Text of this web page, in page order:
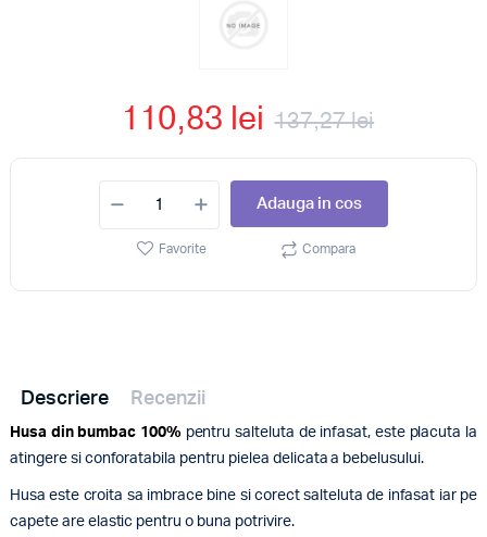
110,83 lei 137,27 lei
Adauga in cos
Favorite Compara
Descriere Recenzii
Husa din bumbac 100% pentru salteluta de infasat, este placuta la
atingere si conforatabila pentru pielea delicata a bebelusului.
Husa este croita sa imbrace bine si corect salteluta de infasat iar pe
capete are elastic pentru o buna potrivire.